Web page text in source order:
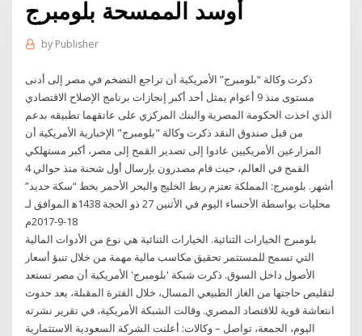
أوسد الممسحة بلومبرج
by Publisher
ذكرت وكالة “بلومبرج” الأمريكية أن تراجع التضخم في مصر إلى أدنى
مستوى منذ 9 أعوام يمثل أحد أكبر إنجازات برنامج الإصلاح الاقتصادي
الذي اخذت الحكومة المصرية والبنك المركزي على عاتقهما تطبيقه بدعم
من قبل صندوق النقد ذكرت وكالة "بلومبرج" الإخبارية الأمريكية أن
المزارعين الأمريكيين عادوا إلى تصدير القمح إلى مصر، أكبر مستهلكي
القمح في العالم، حيث قام مصدرون بإرسال أول شحنة منذ حوالي 4
أشهر. بلومبرج: المملكة تعتزم ربط الخليج والبحر الأحمر بخط “سكة حديد”
محليات بواسطة الأحساء اليوم في الأثنين 27 ذو الحجة 1438ﻫ الموافق لـ
18-9-2017م
بلومبرج الخيارات الثنائية. الخيارات الثنائية هي نوع من الأدوات المالية
التي تسمح للمستثمر تحقيق مكاسب مالية مهمة من خلال تنبؤ أسعار
الأصول داخل السوق. ذكرت شبكة 'بلومبرج' الأمريكية أن مصر تستعد
لتقليص حاجتها من الغاز الطبيعي المسال، خلال الفترة المقبلة، بعد حدوث
انتعاشة قوية للاقتصاد المصري. وقالت الشبكة الأمريكية، في تقرير نشرته
اليوم، الجمعة، تواصل – وكالات: أعلنت الشركة السعودية الاستثمارية